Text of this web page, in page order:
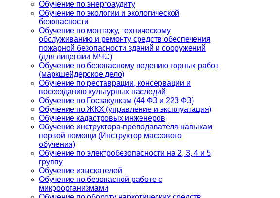
Обучение по энергоаудиту
Обучение по экологии и экологической
безопасности
Обучение по монтажу, техническому
обслуживанию и ремонту средств обеспечения
пожарной безопасности зданий и сооружений
(для лицензии МЧС)
Обучение по безопасному ведению горных работ
(маркшейдерское дело)
Обучение по реставрации, консервации и
воссозданию культурных наследий
Обучение по Госзакупкам (44 ФЗ и 223 ФЗ)
Обучение по ЖКХ (управление и эксплуатация)
Обучение кадастровых инженеров
Обучение инструктора-преподавателя навыкам
первой помощи (Инструктор массового
обучения)
Обучение по электробезопасности на 2, 3, 4 и 5
группу
Обучение изыскателей
Обучение по безопасной работе с
микроорганизмами